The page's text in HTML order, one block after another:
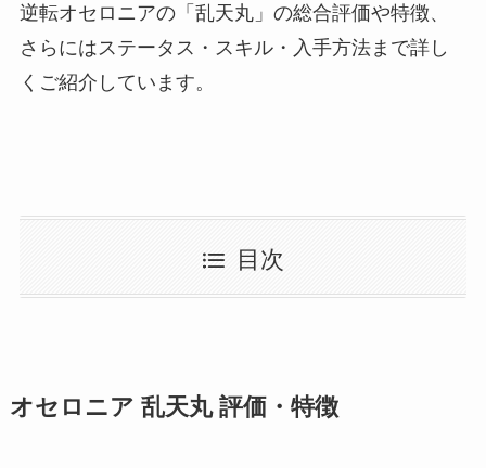
逆転オセロニアの「乱天丸」の総合評価や特徴、
さらにはステータス・スキル・入手方法まで詳し
くご紹介しています。
目次
オセロニア 乱天丸 評価・特徴